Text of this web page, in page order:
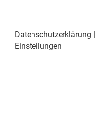
Datenschutzerklärung |
Einstellungen